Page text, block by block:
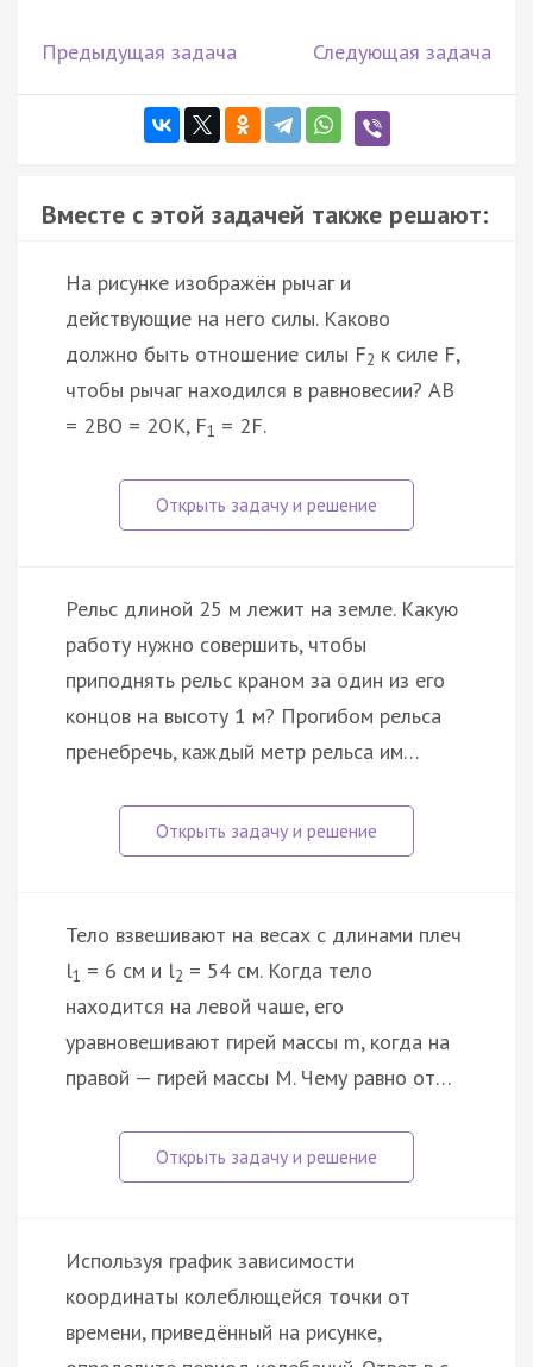
Предыдущая задача Следующая задача
Вместе с этой задачей также решают:
На рисунке изображён рычаг и
действующие на него силы. Каково
должно быть отношение силы F2 к силе F,
чтобы рычаг находился в равновесии? AB
= 2BO = 2OK, F1 = 2F.
Рельс длиной 25 м лежит на земле. Какую
работу нужно совершить, чтобы
приподнять рельс краном за один из его
концов на высоту 1 м? Прогибом рельса
пренебречь, каждый метр рельса им…
Тело взвешивают на весах с длинами плеч
l1 = 6 см и l2 = 54 см. Когда тело
находится на левой чаше, его
уравновешивают гирей массы m, когда на
правой — гирей массы M. Чему равно от…
Используя график зависимости
координаты колеблющейся точки от
времени, приведённый на рисунке,